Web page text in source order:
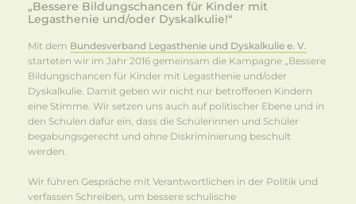
„Bessere Bildungschancen für Kinder mit
Legasthenie und/oder Dyskalkulie!“
Mit dem Bundesverband Legasthenie und Dyskalkulie e. V.
starteten wir im Jahr 2016 gemeinsam die Kampagne „Bessere
Bildungschancen für Kinder mit Legasthenie und/oder
Dyskalkulie. Damit geben wir nicht nur betroffenen Kindern
eine Stimme. Wir setzen uns auch auf politischer Ebene und in
den Schulen dafür ein, dass die Schülerinnen und Schüler
begabungsgerecht und ohne Diskriminierung beschult
werden.
Wir führen Gespräche mit Verantwortlichen in der Politik und
verfassen Schreiben, um bessere schulische